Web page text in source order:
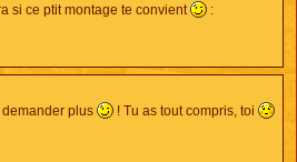
si ce ptit montage te convient
:
plus
! Tu as tout compris, toi